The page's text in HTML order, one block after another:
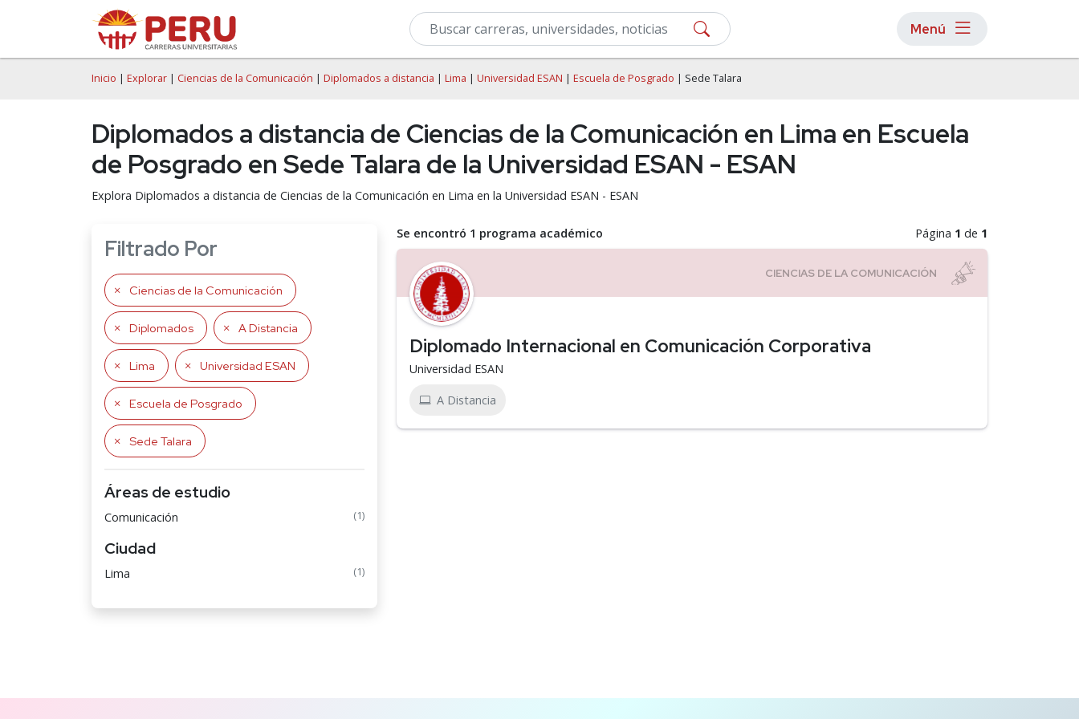
Menú
Inicio | Explorar | Ciencias de la Comunicación | Diplomados a distancia | Lima | Universidad ESAN | Escuela de Posgrado | Sede Talara
Diplomados a distancia de Ciencias de la Comunicación en Lima en Escuela
de Posgrado en Sede Talara de la Universidad ESAN - ESAN
Explora Diplomados a distancia de Ciencias de la Comunicación en Lima en la Universidad ESAN - ESAN
Filtrado Por
Ciencias de la Comunicación
Diplomados A Distancia
Lima Universidad ESAN
Escuela de Posgrado
Sede Talara
Áreas de estudio
Comunicación (1)
Ciudad
Lima (1)
Se encontró 1 programa académico Página 1 de 1
Diplomado Internacional en Comunicación Corporativa
Universidad ESAN
A Distancia